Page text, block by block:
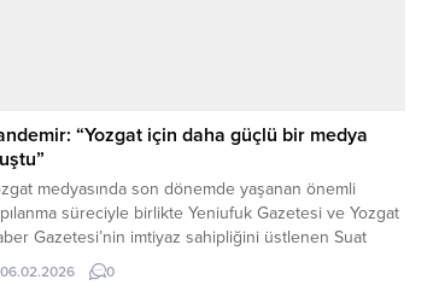
“Yozgat için daha güçlü bir medya
medyasında son dönemde yaşanan önemli
süreciyle birlikte Yeniufuk Gazetesi ve Yozgat
Gazetesi’nin imtiyaz sahipliğini üstlenen Suat
Yozgat Olay Haber İnternet Gazetesi ile birlikte üç
kuruluşunu tek çatı altında toplayarak Yozgat
06.02.2026 0